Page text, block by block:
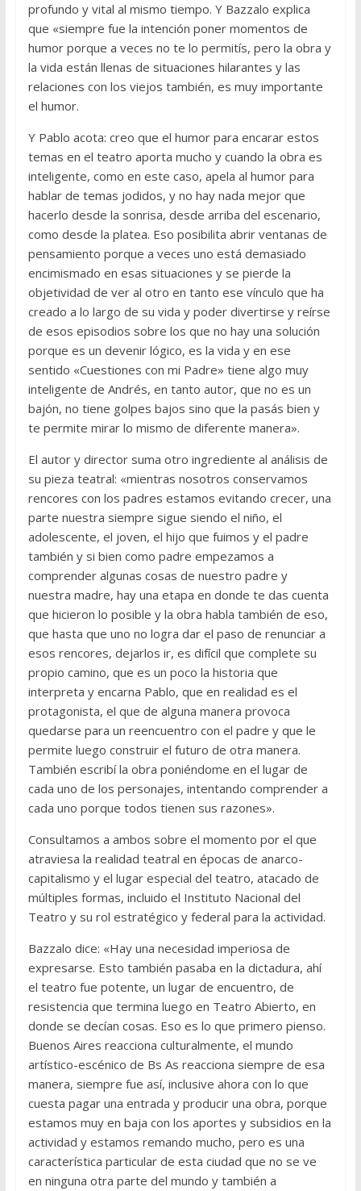
profundo y vital al mismo tiempo. Y Bazzalo explica
que «siempre fue la intención poner momentos de
humor porque a veces no te lo permitís, pero la obra y
la vida están llenas de situaciones hilarantes y las
relaciones con los viejos también, es muy importante
el humor.
Y Pablo acota: creo que el humor para encarar estos
temas en el teatro aporta mucho y cuando la obra es
inteligente, como en este caso, apela al humor para
hablar de temas jodidos, y no hay nada mejor que
hacerlo desde la sonrisa, desde arriba del escenario,
como desde la platea. Eso posibilita abrir ventanas de
pensamiento porque a veces uno está demasiado
encimismado en esas situaciones y se pierde la
objetividad de ver al otro en tanto ese vínculo que ha
creado a lo largo de su vida y poder divertirse y reírse
de esos episodios sobre los que no hay una solución
porque es un devenir lógico, es la vida y en ese
sentido «Cuestiones con mi Padre» tiene algo muy
inteligente de Andrés, en tanto autor, que no es un
bajón, no tiene golpes bajos sino que la pasás bien y
te permite mirar lo mismo de diferente manera».
El autor y director suma otro ingrediente al análisis de
su pieza teatral: «mientras nosotros conservamos
rencores con los padres estamos evitando crecer, una
parte nuestra siempre sigue siendo el niño, el
adolescente, el joven, el hijo que fuimos y el padre
también y si bien como padre empezamos a
comprender algunas cosas de nuestro padre y
nuestra madre, hay una etapa en donde te das cuenta
que hicieron lo posible y la obra habla también de eso,
que hasta que uno no logra dar el paso de renunciar a
esos rencores, dejarlos ir, es difícil que complete su
propio camino, que es un poco la historia que
interpreta y encarna Pablo, que en realidad es el
protagonista, el que de alguna manera provoca
quedarse para un reencuentro con el padre y que le
permite luego construir el futuro de otra manera.
También escribí la obra poniéndome en el lugar de
cada uno de los personajes, intentando comprender a
cada uno porque todos tienen sus razones».
Consultamos a ambos sobre el momento por el que
atraviesa la realidad teatral en épocas de anarco-
capitalismo y el lugar especial del teatro, atacado de
múltiples formas, incluido el Instituto Nacional del
Teatro y su rol estratégico y federal para la actividad.
Bazzalo dice: «Hay una necesidad imperiosa de
expresarse. Esto también pasaba en la dictadura, ahí
el teatro fue potente, un lugar de encuentro, de
resistencia que termina luego en Teatro Abierto, en
donde se decían cosas. Eso es lo que primero pienso.
Buenos Aires reacciona culturalmente, el mundo
artístico-escénico de Bs As reacciona siempre de esa
manera, siempre fue así, inclusive ahora con lo que
cuesta pagar una entrada y producir una obra, porque
estamos muy en baja con los aportes y subsidios en la
actividad y estamos remando mucho, pero es una
característica particular de esta ciudad que no se ve
en ninguna otra parte del mundo y también a